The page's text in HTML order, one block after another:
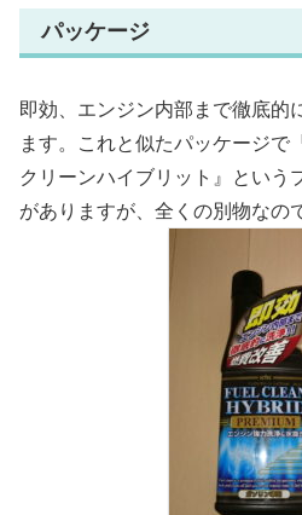
パッケージ
即効、エンジン内部まで徹底的
ます。これと似たパッケージで
クリーンハイブリット』という
がありますが、全くの別物なの